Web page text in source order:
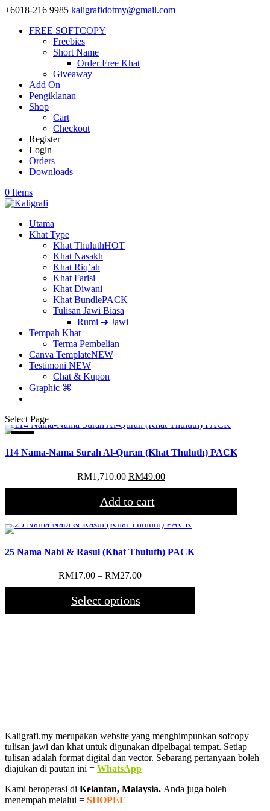
+6018-216 9985 kaligrafidotmy@gmail.com
FREE SOFTCOPY
Freebies
Short Name
Order Free Khat
Giveaway
Add On
Pengiklanan
Shop
Cart
Checkout
Register
Login
Orders
Downloads
0 Items
Utama
Khat Type
Khat ThuluthHOT
Khat Nasakh
Khat Riq’ah
Khat Farisi
Khat Diwani
Khat BundlePACK
Tulisan Jawi Biasa
Rumi ➔ Jawi
Tempah Khat
Terma Pembelian
Canva TemplateNEW
Testimoni NEW
Chat & Kupon
Graphic ⌘
Select Page
114 Nama-Nama Surah Al-Quran (Khat Thuluth) PACK
RM1,710.00 Original
price
RM1,710.00.
RM49.00Current
price
Add to cart
25 Nama Nabi & Rasul (Khat Thuluth) PACK
RM17.00 – RM27.00Price
range:
Select options
Kaligrafi.my merupakan website yang menghimpunkan sofcopy
tulisan jawi dan khat untuk digunakan dipelbagai tempat. Setiap
tulisan adalah format digital dan vector. Sebarang pertanyaan boleh
diajukan di pautan ini = WhatsApp
Kami beroperasi di Kelantan, Malaysia. Anda juga boleh
menempah melalui = SHOPEE